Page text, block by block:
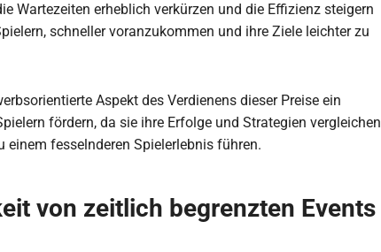
Wartezeiten erheblich verkürzen und die Effizienz steigern
schneller voranzukommen und ihre Ziele leichter zu
Aspekt des Verdienens dieser Preise ein
fördern, da sie ihre Erfolge und Strategien vergleichen
einem fesselnderen Spielerlebnis führen.
von zeitlich begrenzten Events